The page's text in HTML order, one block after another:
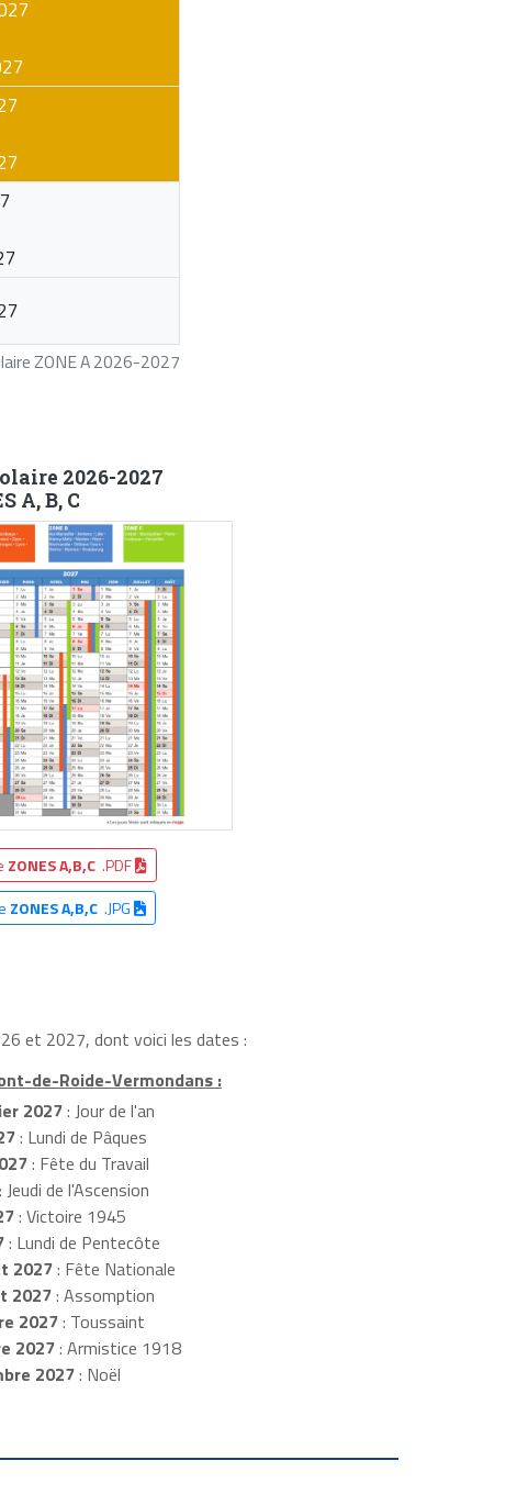
ZONE A 2026-2027
2026-2027
A, B, C
ZONES A,B,C .PDF
ZONES A,B,C.JPG
et 2027, dont voici les dates :
de-Roide-Vermondans :
2027: Jour de l'an
: Lundi de Pâques
: Fête du Travail
: Jeudi de l'Ascension
: Victoire 1945
: Lundi de Pentecôte
2027: Fête Nationale
2027: Assomption
2027: Toussaint
2027: Armistice 1918
2027: Noël